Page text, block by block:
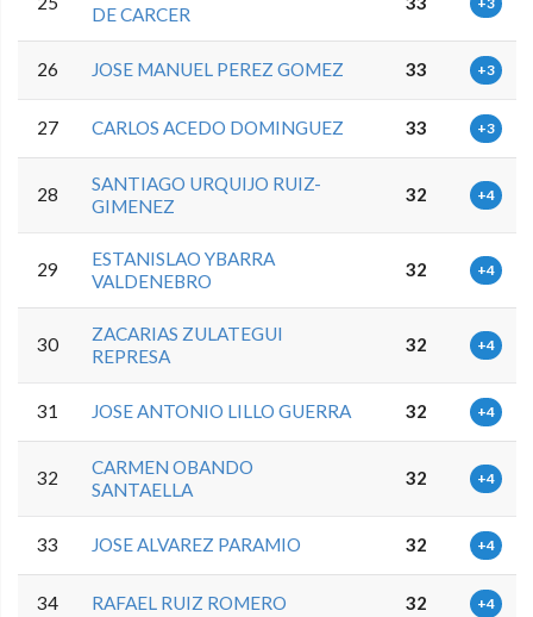
DE CARCER
26 JOSE MANUEL PEREZ GOMEZ 33 +3
27 CARLOS ACEDO DOMINGUEZ 33 +3
28
SANTIAGO URQUIJO RUIZ-
GIMENEZ
32 +4
29
ESTANISLAO YBARRA
VALDENEBRO
32 +4
30
ZACARIAS ZULATEGUI
REPRESA
32 +4
31 JOSE ANTONIO LILLO GUERRA 32 +4
32
CARMEN OBANDO
SANTAELLA
32 +4
33 JOSE ALVAREZ PARAMIO 32 +4
34 RAFAEL RUIZ ROMERO 32 +4